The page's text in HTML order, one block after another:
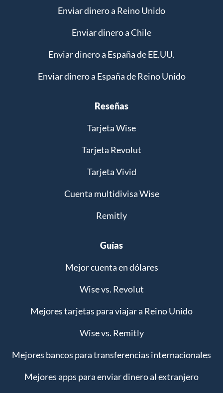
Enviar dinero a Reino Unido
Enviar dinero a Chile
Enviar dinero a España de EE.UU.
Enviar dinero a España de Reino Unido
Reseñas
Tarjeta Wise
Tarjeta Revolut
Tarjeta Vivid
Cuenta multidivisa Wise
Remitly
Guías
Mejor cuenta en dólares
Wise vs. Revolut
Mejores tarjetas para viajar a Reino Unido
Wise vs. Remitly
Mejores bancos para transferencias internacionales
Mejores apps para enviar dinero al extranjero